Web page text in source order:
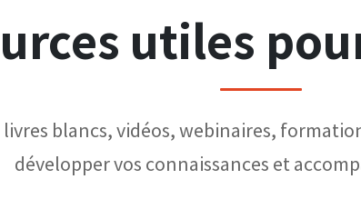
utiles
livres blancs, vidéos, webinaires,
développer vos connaissances et